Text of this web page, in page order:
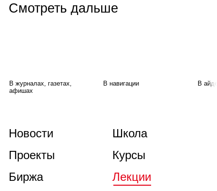
Смотреть дальше
В журналах, газетах,
афишах
В навигации В
Новости
Проекты
Биржа
Школа
Курсы
Лекции